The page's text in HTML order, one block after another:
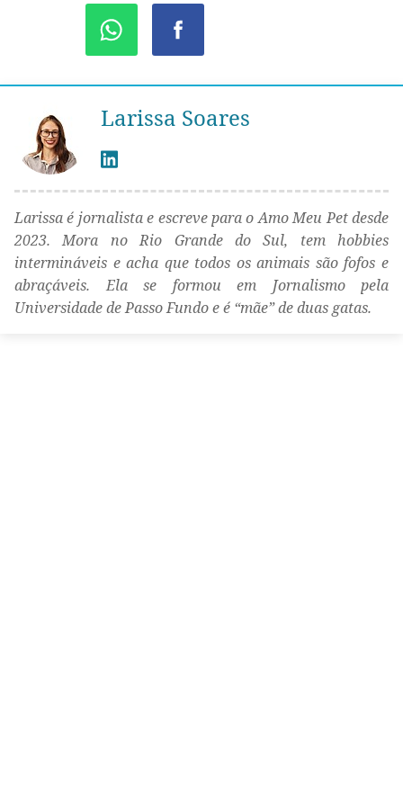
Larissa Soares
Larissa é jornalista e escreve para o Amo Meu Pet desde
2023. Mora no Rio Grande do Sul, tem hobbies
intermináveis e acha que todos os animais são fofos e
abraçáveis. Ela se formou em Jornalismo pela
Universidade de Passo Fundo e é “mãe” de duas gatas.